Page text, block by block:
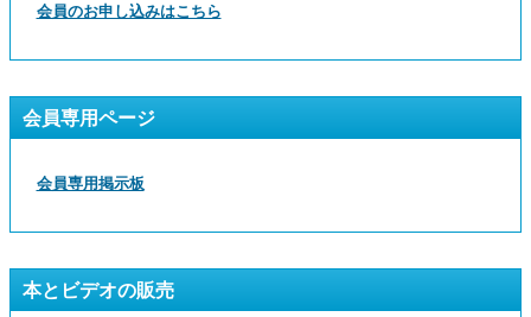
会員のお申し込みはこちら
会員専用ページ
会員専用掲示板
本とビデオの販売